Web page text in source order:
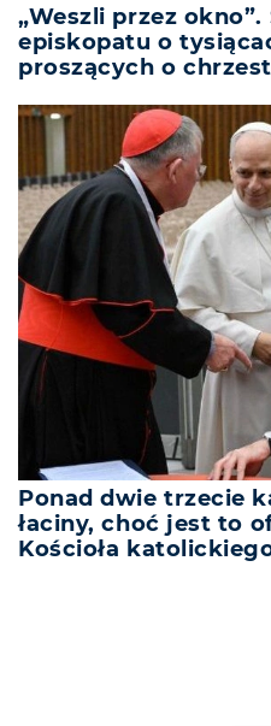
„Weszli przez
episkopatu o
proszących o chrzest
Ponad dwie trzecie
łaciny, choć jest to
Kościoła